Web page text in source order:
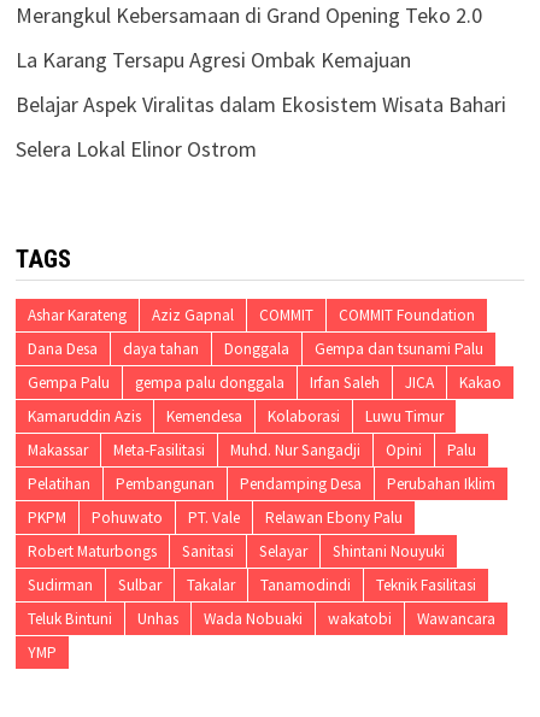
Merangkul Kebersamaan di Grand Opening Teko 2.0
La Karang Tersapu Agresi Ombak Kemajuan
Belajar Aspek Viralitas dalam Ekosistem Wisata Bahari
Selera Lokal Elinor Ostrom
TAGS
Ashar Karateng Aziz Gapnal COMMIT
COMMIT Foundation
Dana Desa
daya tahan Donggala
Gempa dan tsunami Palu
Gempa Palu
gempa palu donggala Irfan Saleh JICA
Kakao
Kamaruddin Azis
Kemendesa Kolaborasi
Luwu Timur
Makassar
Meta-Fasilitasi Muhd. Nur Sangadji Opini
Palu
Pelatihan
Pembangunan Pendamping Desa
Perubahan Iklim
PKPM
Pohuwato PT. Vale
Relawan Ebony Palu
Robert Maturbongs
Sanitasi Selayar
Shintani Nouyuki
Sudirman
Sulbar Takalar Tanamodindi
Teknik Fasilitasi
Teluk Bintuni
Unhas Wada Nobuaki wakatobi
Wawancara
YMP